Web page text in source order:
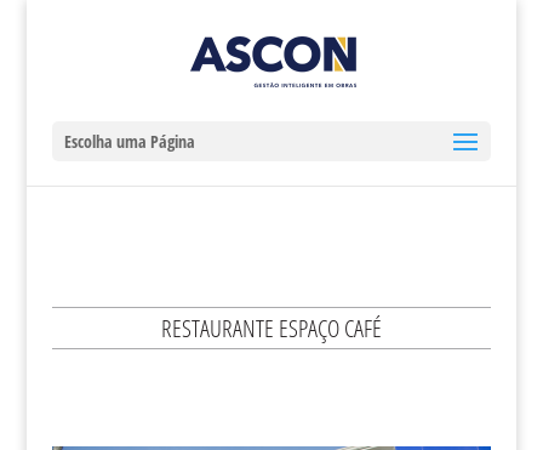
Escolha uma Página
RESTAURANTE ESPAÇO CAFÉ